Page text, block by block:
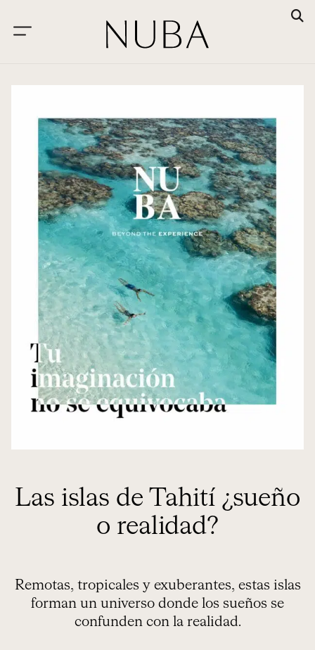
Las islas de Tahití ¿sueño
o realidad?
Remotas, tropicales y exuberantes, estas islas
forman un universo donde los sueños se
confunden con la realidad.